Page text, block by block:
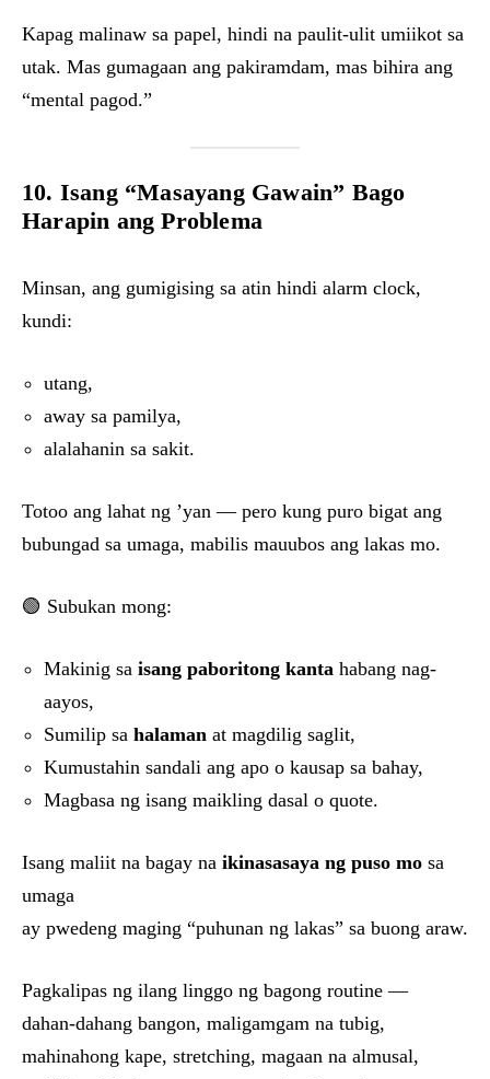
Kapag malinaw sa papel, hindi na paulit-ulit umiikot sa
utak. Mas gumagaan ang pakiramdam, mas bihira ang
“mental pagod.”
10. Isang “Masayang Gawain” Bago
Harapin ang Problema
Minsan, ang gumigising sa atin hindi alarm clock,
kundi:
utang,
away sa pamilya,
alalahanin sa sakit.
Totoo ang lahat ng ’yan — pero kung puro bigat ang
bubungad sa umaga, mabilis mauubos ang lakas mo.
🟢 Subukan mong:
Makinig sa isang paboritong kanta habang nag-
aayos,
Sumilip sa halaman at magdilig saglit,
Kumustahin sandali ang apo o kausap sa bahay,
Magbasa ng isang maikling dasal o quote.
Isang maliit na bagay na ikinasasaya ng puso mo sa
umaga
ay pwedeng maging “puhunan ng lakas” sa buong araw.
Pagkalipas ng ilang linggo ng bagong routine —
dahan-dahang bangon, maligamgam na tubig,
mahinahong kape, stretching, magaan na almusal,